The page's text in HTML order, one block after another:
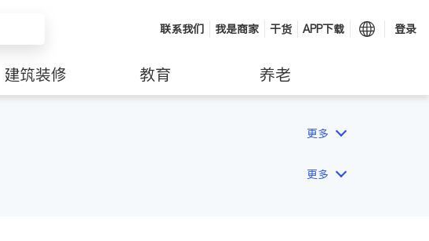
联系我们 我是商家 干货 APP下载 登录
建筑装修 教育 养老
更多
更多